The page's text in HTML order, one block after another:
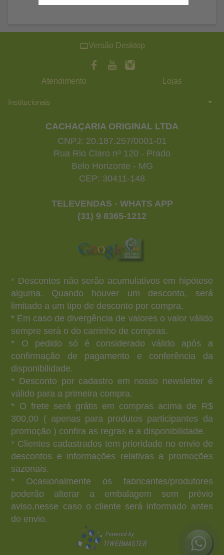
Versão Desktop
Atendimento Lojas
Institucionais
CACHAÇARIA ORIGINAL LTDA
CNPJ: 20.187.257/0001-01
Rua Rio Claro nº 120 - Prado
Belo Horizonte - MG
CEP: 30411-148
TELEVENDAS - WHATS APP
(31) 9 8365-1212
* Descontos não serão acumulativos em hipótese
alguma. Quando houver um desconto, será
limitado a um tipo de desconto por compra.
* Em caso de divergência de valores o valor válido
sempre será o do carrinho de compras.
* O pedido só é considerado válido após a
confirmação de pagamento e conferência da
disponibilidade.
* Desconto por cadastro em nosso newsletter é
válido para a primeira compra.
* O frete será grátis em compras acima de R$
300,00 ( apenas para produtos participantes da
promoção ) confira as regras e a disponibilidade.
* Clientes cadastrados tem prioridade no envio de
descontos e informações relativas a promoções
sazonais.
* Ocasionalmente os fabricantes/produtores
poderão alterar a embalagem sem prévio
aviso,nesse caso o cliente será informado antes
do envio.